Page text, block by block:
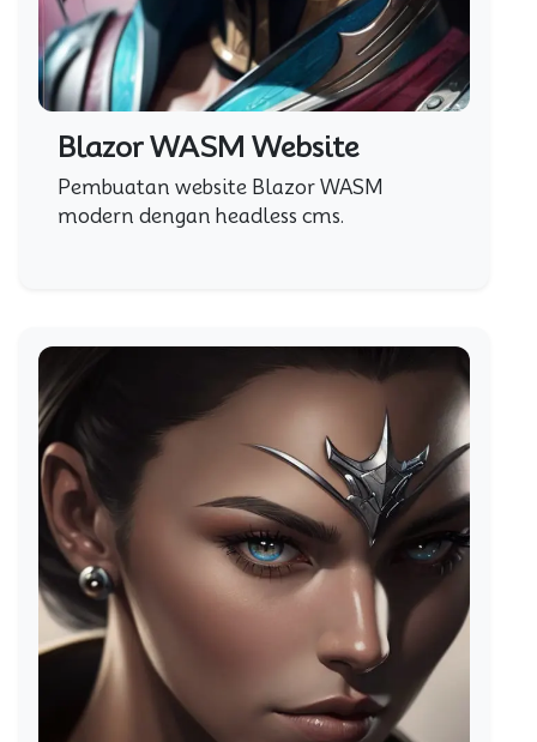
Blazor WASM Website
Pembuatan website Blazor WASM
modern dengan headless cms.